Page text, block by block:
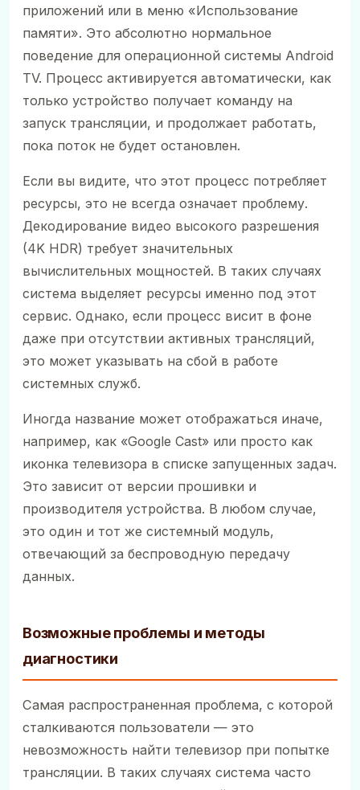
приложений или в меню «Использование
памяти». Это абсолютно нормальное
поведение для операционной системы Android
TV. Процесс активируется автоматически, как
только устройство получает команду на
запуск трансляции, и продолжает работать,
пока поток не будет остановлен.
Если вы видите, что этот процесс потребляет
ресурсы, это не всегда означает проблему.
Декодирование видео высокого разрешения
(4K HDR) требует значительных
вычислительных мощностей. В таких случаях
система выделяет ресурсы именно под этот
сервис. Однако, если процесс висит в фоне
даже при отсутствии активных трансляций,
это может указывать на сбой в работе
системных служб.
Иногда название может отображаться иначе,
например, как «Google Cast» или просто как
иконка телевизора в списке запущенных задач.
Это зависит от версии прошивки и
производителя устройства. В любом случае,
это один и тот же системный модуль,
отвечающий за беспроводную передачу
данных.
Возможные проблемы и методы
диагностики
Самая распространенная проблема, с которой
сталкиваются пользователи — это
невозможность найти телевизор при попытке
трансляции. В таких случаях система часто